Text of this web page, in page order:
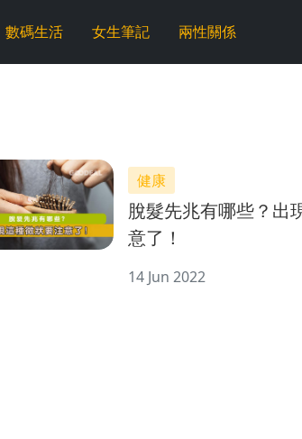
數碼生活 女生筆記 兩性關係
健康
脫髮先兆有哪些？出
意了！
14 Jun 2022